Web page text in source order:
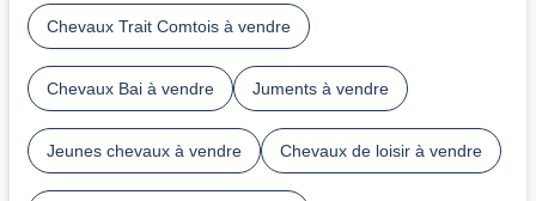
Chevaux Trait Comtois à vendre
Chevaux Bai à vendre Juments à vendre
Jeunes chevaux à vendre Chevaux de loisir à vendre